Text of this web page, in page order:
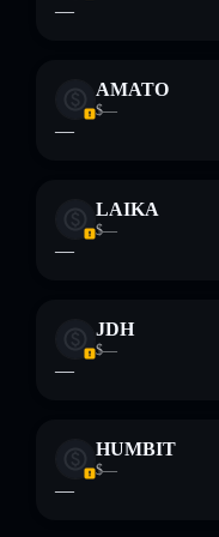
—
AMATO
$—
—
LAIKA
$—
—
JDH
$—
—
HUMBIT
$—
—